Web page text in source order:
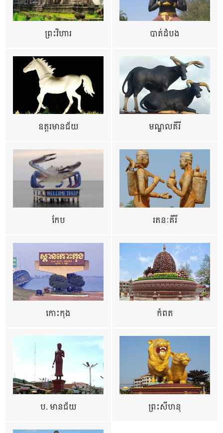
ព្រះវិហារ បាត់ដំបង
ឧត្ដរមានជ័យ មណ្ឌលគីរី
កែប រតនៈគីរី
កោះកុង កំពត
ប. មានជ័យ ព្រះសីហនុ